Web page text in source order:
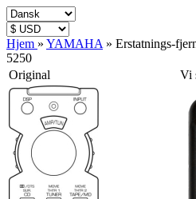
Hjem » YAMAHA » Erstatnings-
5250
Original
Vi